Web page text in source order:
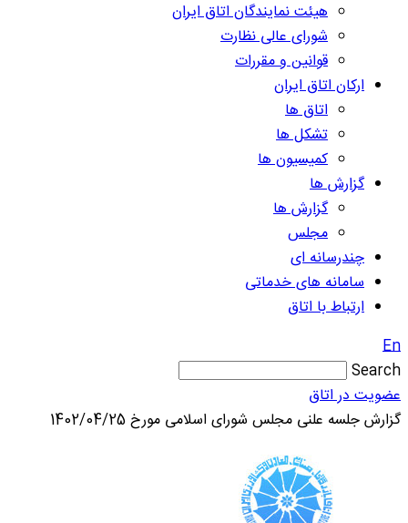
هیئت نمایندگان اتاق ایران
شورای عالی نظارت
قوانین و مقررات
ارکان اتاق ایران
اتاق ها
تشکل ها
کمیسیون ها
گزارش ها
گزارش ها
مجلس
چندرسانه ای
سامانه های خدماتی
ارتباط با اتاق
En
Search
عضویت در اتاق
گزارش جلسه علنی مجلس شورای اسلامی مورخ 1402/04/25